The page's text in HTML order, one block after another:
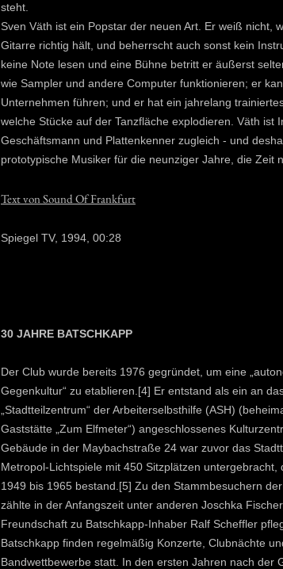
steht.
Sven Väth ist ein Popstar der neuen Art. Er weiß nicht,
Gitarre richtig hält, und beherrscht auch sonst kein
keine Note lesen und eine Bühne betritt er äußerst
wie Sampler und andere Computer funktionieren; er
Unternehmen führen; und er hat ein jahrelang
welche Stücke auf der Tanzfläche explodieren. Väth ist
Geschäftsmann und Plattenkenner zugleich - und
prototypische Musiker für die neunziger Jahre, die Zeit
Text von Sound Of Frankfurt
Spiegel TV, 1994, 00:28
30 JAHRE BATSCHKAPP
Der Club wurde bereits 1976 gegründet, um eine
Gegenkultur“ zu etablieren.[4] Er entstand als ein an
„Stadtteilzentrum“ der Arbeiterselbsthilfe (ASH)
Gaststätte „Zum Elfmeter“) angeschlossenes
Gebäude in der Maybachstraße 24 war zuvor das
Metropol-Lichtspiele mit 450 Sitzplätzen untergebracht,
1949 bis 1965 bestand.[5] Zu den Stammbesuchern
zählte in der Anfangszeit unter anderen Joschka
Freundschaft zu Batschkapp-Inhaber Ralf Scheffler
Batschkapp finden regelmäßig Konzerte, Clubnächte
Bandwettbewerbe statt. In den ersten Jahren nach der